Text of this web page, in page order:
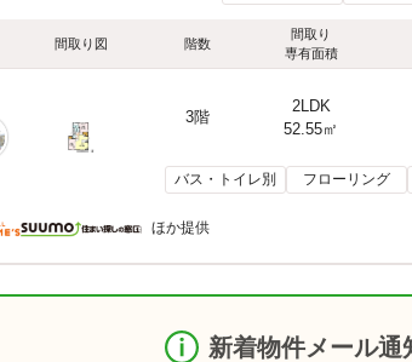
間取り図 階数
間取り
専有面積
3階
2LDK
52.55㎡
バス・トイレ別 フローリング
ほか提供
新着物件メール通